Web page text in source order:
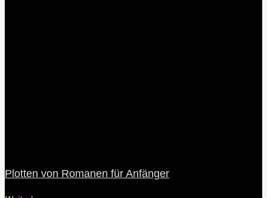
Plotten von Romanen für Anfänger